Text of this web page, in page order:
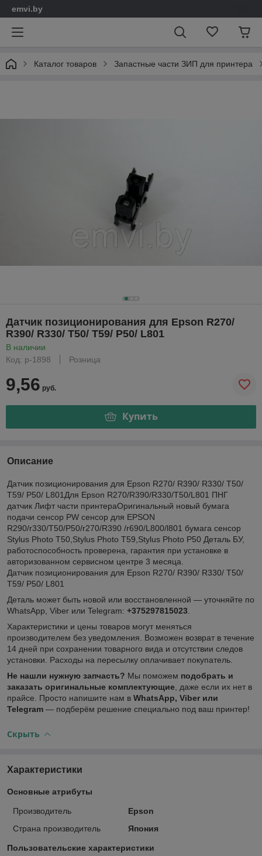
emvi.by
Каталог товаров Запастные части ЗИП для принтера
Датчик позиционирования для Epson R270/
R390/ R330/ T50/ T59/ P50/ L801
В наличии
Код: р-1898
Розница
9,56 руб.
Купить
Описание
Датчик позиционирования для Epson R270/ R390/ R330/ T50/
T59/ P50/ L801Для Epson R270/R390/R330/T50/L801 ПНГ
датчик Лифт части принтераОригинальный новый бумага
подачи сенсор PW сенсор для EPSON
R290/r330/T50/P50/r270/R390 /r690/L800/l801 бумага сенсор
Stylus Photo T50,Stylus Photo T59,Stylus Photo P50 Деталь БУ,
работоспособность проверена, гарантия при установке в
авторизованном сервисном центре 3 месяца.
Датчик позиционирования для Epson R270/ R390/ R330/ T50/
T59/ P50/ L801
Деталь может быть новой или восстановленной — уточняйте по
WhatsApp, Viber или Telegram: +375297815023
Характеристики и цены товаров могут меняться
производителем без уведомления. Возможен возврат в течение
14 дней при сохранении товарного вида и отсутствии следов
установки. Расходы на пересылку оплачивает покупатель.
Не нашли нужную запчасть? Мы поможем подобрать и
заказать оригинальные комплектующие , даже если их нет в
прайсе. Просто напишите нам в WhatsApp, Viber или
Telegram — подберём решение специально под ваш принтер!
Скрыть
Характеристики
Основные атрибуты
Производитель
Epson
Страна производитель
Япония
Пользовательские характеристики